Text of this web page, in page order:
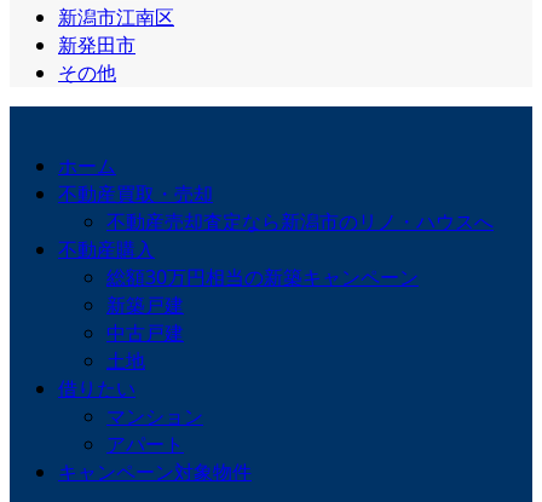
新潟市江南区
新発田市
その他
ホーム
不動産買取・売却
不動産売却査定なら新潟市のリノ・ハウスへ
不動産購入
総額30万円相当の新築キャンペーン
新築戸建
中古戸建
土地
借りたい
マンション
アパート
キャンペーン対象物件